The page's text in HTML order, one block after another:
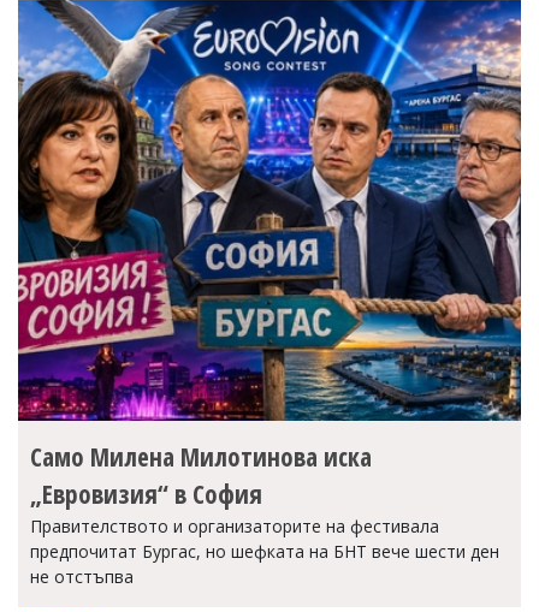
Само Милена Милотинова иска
„Евровизия“ в София
Правителството и организаторите на фестивала
предпочитат Бургас, но шефката на БНТ вече шести ден
не отстъпва